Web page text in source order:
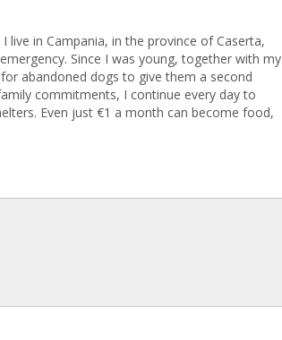
live in Campania, in the province of Caserta,
Since I was young, together with my
abandoned dogs to give them a second
commitments, I continue every day to
Even just €1 a month can become food,